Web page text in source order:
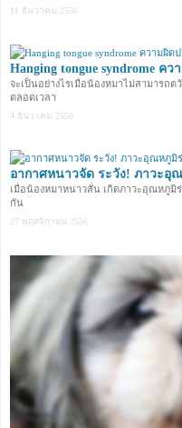
11 ธันวาคม 2556
Hanging tongue syndrome ค
จะเป็นอย่างไรเมื่อน้องหมาไม่สามาร
ตลอดเวลา
4 ธันวาคม 2556
อากาศหนาวจัด ระวัง! ภาวะอุ
เมื่อน้องหมาหนาวสั่น เกิดภาวะอุณหภูมิร่
กัน
27 พฤศจิกายน 2556